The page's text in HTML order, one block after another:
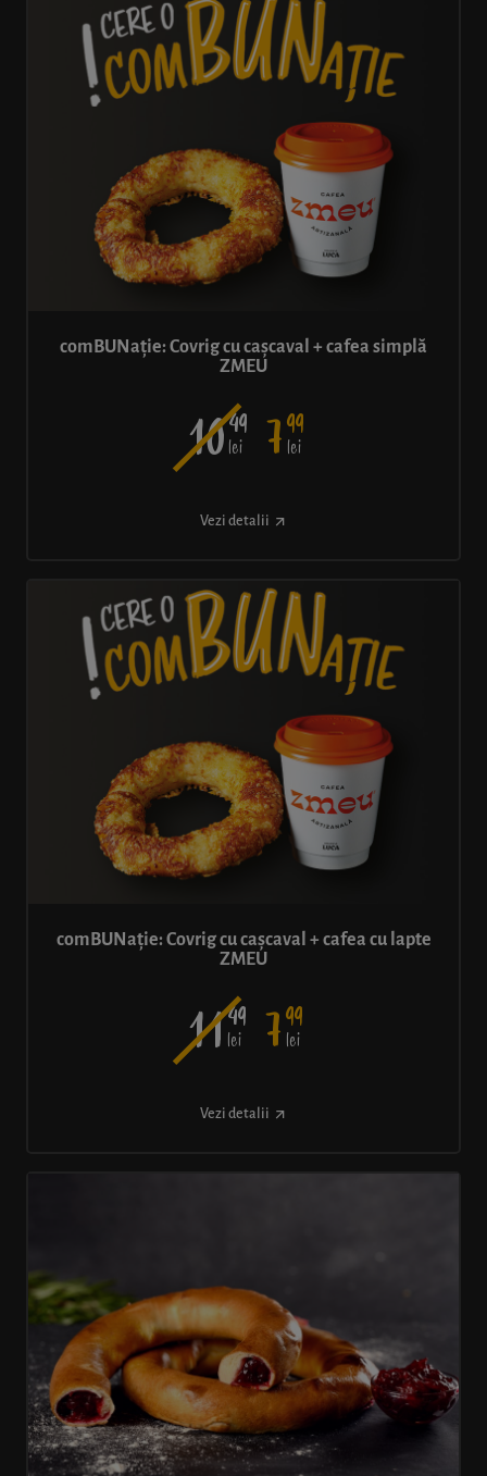
comBUNație: Covrig cu cașcaval + cafea simplă
ZMEU
1049
lei 799
lei
Vezi detalii
comBUNație: Covrig cu cașcaval + cafea cu lapte
ZMEU
1149
lei 799
lei
Vezi detalii